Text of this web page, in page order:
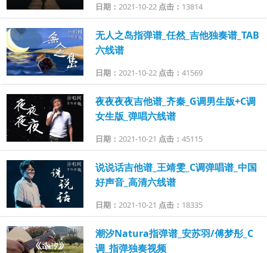
日期： 2021-10-22 点击： 13814
无人之岛指弹谱_任然_吉他独奏谱_TAB
六线谱
日期： 2021-10-22 点击： 41569
夜夜夜夜吉他谱_齐秦_G调男生版+C调
女生版_弹唱六线谱
日期： 2021-10-21 点击： 45115
说说话吉他谱_王靖雯_C调弹唱谱_中国
好声音_高清六线谱
日期： 2021-10-21 点击： 18335
潮汐Natura指弹谱_安苏羽/傅梦彤_C
调_指弹独奏视频